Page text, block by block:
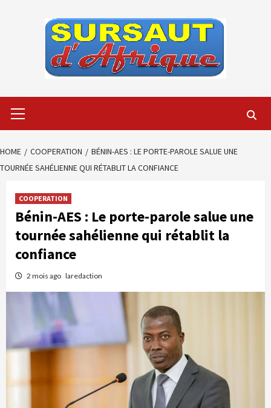
Menu
HOME COOPERATION
BÉNIN-AES : LE PORTE-PAROLE SALUE UNE
TOURNÉE SAHÉLIENNE QUI RÉTABLIT LA CONFIANCE
COOPERATION
Bénin-AES : Le porte-parole salue une
tournée sahélienne qui rétablit la
confiance
2 mois ago laredaction